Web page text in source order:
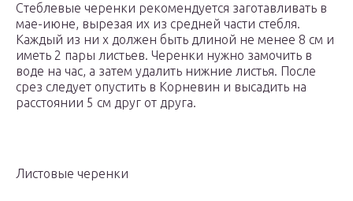
Стеблевые черенки рекомендуется заготавливать в
мае-июне, вырезая их из средней части стебля.
Каждый из ни х должен быть длиной не менее 8 см и
иметь 2 пары листьев. Черенки нужно замочить в
воде на час, а затем удалить нижние листья. После
срез следует опустить в Корневин и высадить на
расстоянии 5 см друг от друга.
Листовые черенки